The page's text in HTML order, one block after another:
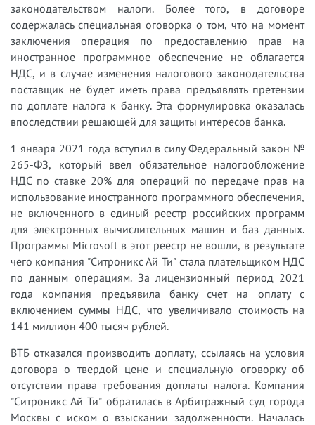
законодательством налоги. Более того, в договоре
содержалась специальная оговорка о том, что на момент
заключения операция по предоставлению прав на
иностранное программное обеспечение не облагается
НДС, и в случае изменения налогового законодательства
поставщик не будет иметь права предъявлять претензии
по доплате налога к банку. Эта формулировка оказалась
впоследствии решающей для защиты интересов банка.
1 января 2021 года вступил в силу Федеральный закон №
265-ФЗ, который ввел обязательное налогообложение
НДС по ставке 20% для операций по передаче прав на
использование иностранного программного обеспечения,
не включенного в единый реестр российских программ
для электронных вычислительных машин и баз данных.
Программы Microsoft в этот реестр не вошли, в результате
чего компания "Ситроникс Ай Ти" стала плательщиком НДС
по данным операциям. За лицензионный период 2021
года компания предъявила банку счет на оплату с
включением суммы НДС, что увеличивало стоимость на
141 миллион 400 тысяч рублей.
ВТБ отказался производить доплату, ссылаясь на условия
договора о твердой цене и специальную оговорку об
отсутствии права требования доплаты налога. Компания
"Ситроникс Ай Ти" обратилась в Арбитражный суд города
Москвы с иском о взыскании задолженности. Началась